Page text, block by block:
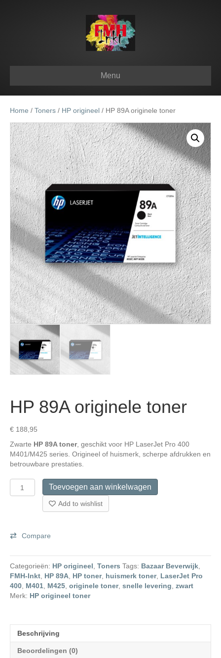
Menu
Home / Toners / HP origineel / HP 89A originele toner
HP 89A originele toner
€ 188,95
Zwarte HP 89A toner, geschikt voor HP LaserJet Pro 400
M401/M425 series. Origineel of huismerk, scherpe afdrukken en
betrouwbare prestaties.
89A
Toevoegen aan winkelwagen
Add to wishlist
Compare
Categorieën: HP origineel Toners Tags: Bazaar Beverwijk
FMH-Inkt HP 89A HP toner, huismerk toner, LaserJet Pro
400 M401 M425 originele toner, snelle levering zwart
Merk: HP origineel toner
Beschrijving
Beoordelingen (0)